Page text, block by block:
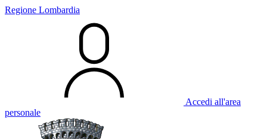
Regione Lombardia
Accedi all'area
personale